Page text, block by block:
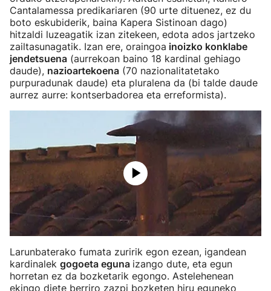
Cantalamessa predikariaren (90 urte dituenez, ez du
boto eskubiderik, baina Kapera Sistinoan dago)
hitzaldi luzeagatik izan zitekeen, edota ados jartzeko
zailtasunagatik. Izan ere, oraingoa inoizko konklabe
jendetsuena (aurrekoan baino 18 kardinal gehiago
daude), nazioartekoena (70 nazionalitatetako
purpuradunak daude) eta pluralena da (bi talde daude
aurrez aurre: kontserbadorea eta erreformista).
Larunbaterako fumata zuririk egon ezean, igandean
kardinalek gogoeta eguna izango dute, eta egun
horretan ez da bozketarik egongo. Astelehenean
ekingo diete berriro zazpi bozketen hiru eguneko